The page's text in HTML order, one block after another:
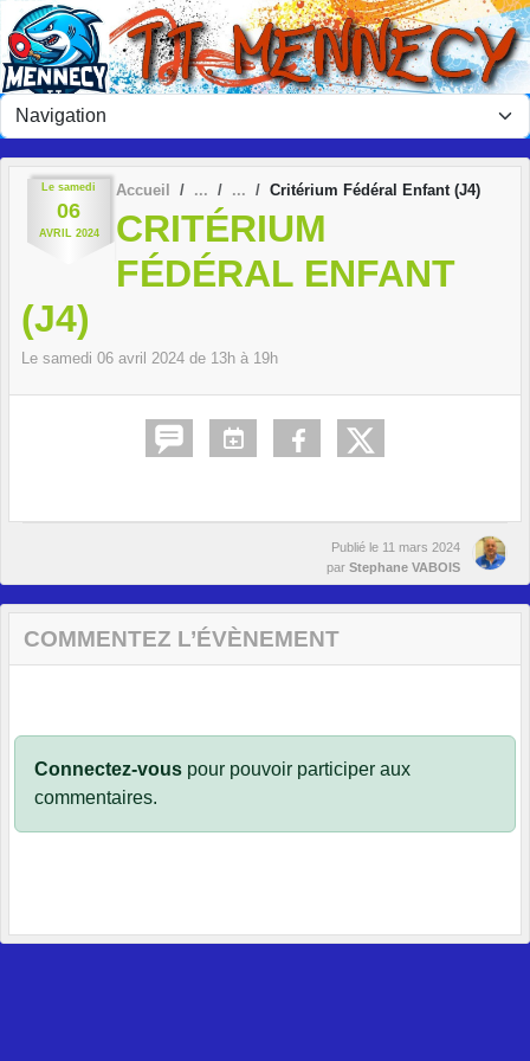
Le samedi
06
AVRIL 2024
Accueil Critérium Fédéral Enfant (J4)
CRITÉRIUM
FÉDÉRAL ENFANT
(J4)
Le samedi 06 avril 2024 de 13h à 19h
Publié le 11 mars 2024
par Stephane VABOIS
COMMENTEZ L’ÉVÈNEMENT
Connectez-vous pour pouvoir participer aux
commentaires.
Panneau de gestion des cookies